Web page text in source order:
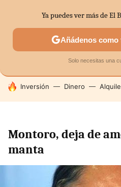
SECTORES ECONOMÍA
HOY SE HABLA DE
Inversión Dinero
Montoro, deja de
manta
Ya puedes ver más de El
Añádenos
Solo necesitas una